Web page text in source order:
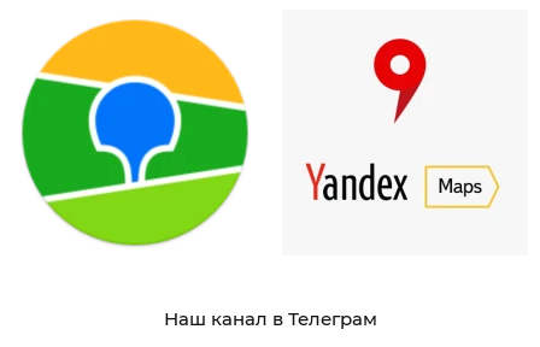
Наш канал в Телеграм